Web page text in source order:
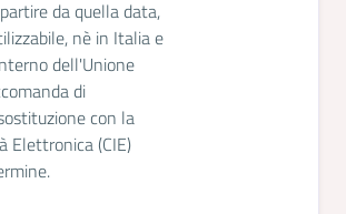
da quella data,
nè in Italia e
dell'Unione
di
con la
Elettronica (CIE)